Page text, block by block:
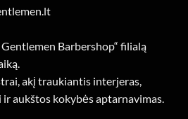
Barbershop“ filialą
akį traukiantis interjeras,
aukštos kokybės aptarnavimas.